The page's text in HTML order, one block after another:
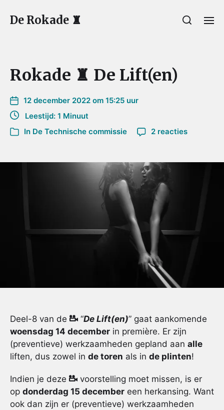
De Rokade ♜
Rokade ♜ De Lift(en)
12 december 2022 om 15:25 uur
Leestijd: 1 Minuut
In De Technische commissie 2 reacties
Deel-8 van de “De Lift(en)” gaat aankomende
woensdag 14 december in première. Er zijn
(preventieve) werkzaamheden gepland aan alle
liften, dus zowel in de toren als in de plinten!
Indien je deze
voorstelling moet missen, is er
op donderdag 15 december een herkansing. Want
ook dan zijn er (preventieve) werkzaamheden